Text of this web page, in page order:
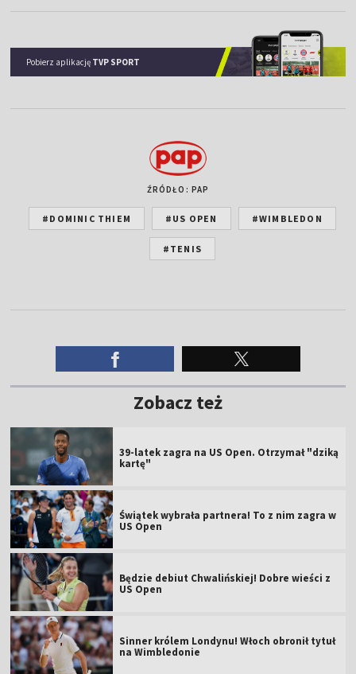
Pobierz aplikację TVP SPORT
ŹRÓDŁO: PAP
#DOMINIC THIEM #US OPEN #WIMBLEDON
#TENIS
Zobacz też
39-latek zagra na US Open. Otrzymał "dziką
kartę"
Świątek wybrała partnera! To z nim zagra w
US Open
Będzie debiut Chwalińskiej! Dobre wieści z
US Open
Sinner królem Londynu! Włoch obronił tytuł
na Wimbledonie